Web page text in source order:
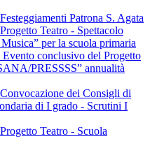
Patrona S. Agata
Teatro - Spettacolo
per la scuola primaria
conclusivo del Progetto
PRESSSS” annualità
dei Consigli di
di I grado - Scrutini I
Teatro - Scuola